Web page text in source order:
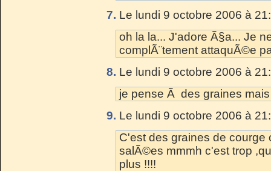
7. Le lundi 9 octobre 2006 à
oh la la... J'adore Ã§a... Je
complÃ¨tement attaquÃ©e
8. Le lundi 9 octobre 2006 à
je pense Ã des graines
9. Le lundi 9 octobre 2006 à
C'est des graines de
salÃ©es mmmh c'est trop
plus !!!!